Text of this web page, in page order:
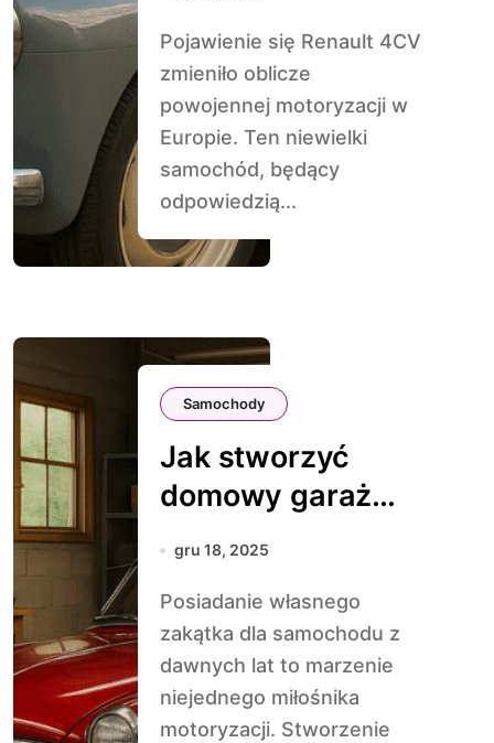
Europy
Pojawienie się Renault 4CV
zmieniło oblicze
powojennej motoryzacji w
Europie. Ten niewielki
samochód, będący
odpowiedzią...
Samochody
Jak stworzyć
domowy garaż
marzeń dla
gru 18, 2025
Posiadanie własnego
zakątka dla samochodu z
dawnych lat to marzenie
niejednego miłośnika
motoryzacji. Stworzenie